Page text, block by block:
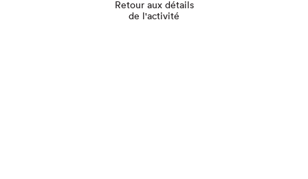
Retour aux détails
de l'activité